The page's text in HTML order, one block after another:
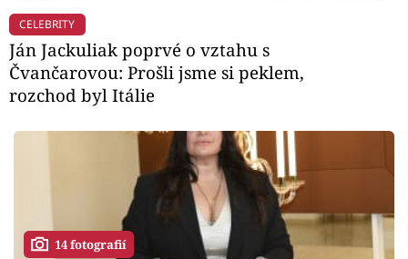
CELEBRITY
Ján Jackuliak poprvé o vztahu s
Čvančarovou: Prošli jsme si peklem,
rozchod byl Itálie
14 fotografií